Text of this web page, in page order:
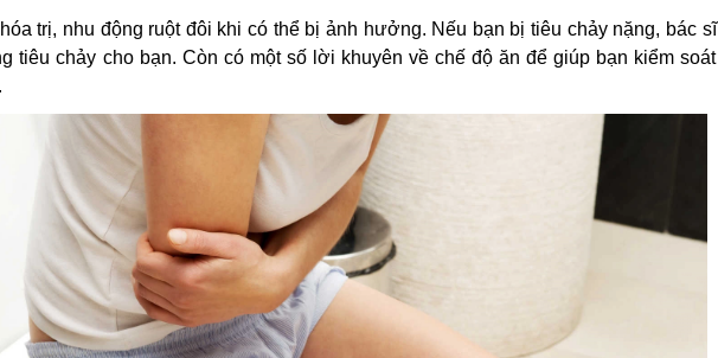
trị, nhu động ruột đôi khi có thể bị ảnh hưởng. Nếu bạn bị tiêu chảy nặng, bác sĩ
tiêu chảy cho bạn. Còn có một số lời khuyên về chế độ ăn để giúp bạn kiểm soát